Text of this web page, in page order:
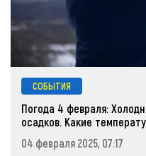
СОБЫТИЯ
Погода 4 февраля:
осадков. Какие
04 февраля 2025, 07:17